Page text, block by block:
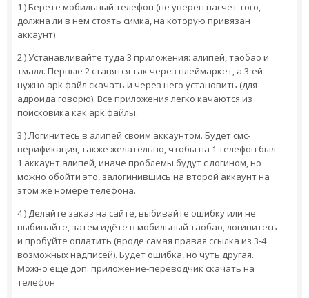
1.) Берете мобильный телефон (не уверен насчет того,
должна ли в нем стоять симка, на которую привязан
аккаунт)
2.) Устанавливайте туда 3 приложения: алипей, таобао и
тмалл. Первые 2 ставятся так через плеймаркет, а 3-ей
нужно apk файл скачать и через него установить (для
адроида говорю). Все приложения легко качаются из
поисковика как apk файлы.
3.) Логинитесь в алипей своим аккаунтом. Будет смс-
верификация, также желательно, чтобы на 1 телефон был
1 аккаунт алипей, иначе проблемы будут с логином, но
можно обойти это, залогинившись на второй аккаунт на
этом же номере телефона.
4.) Делайте заказ на сайте, выбивайте ошибку или не
выбивайте, затем идёте в мобильный таобао, логинитесь
и пробуйте оплатить (вроде самая правая ссылка из 3-4
возможных надписей). Будет ошибка, но чуть другая.
Можно еще доп. приложение-переводчик скачать на
телефон